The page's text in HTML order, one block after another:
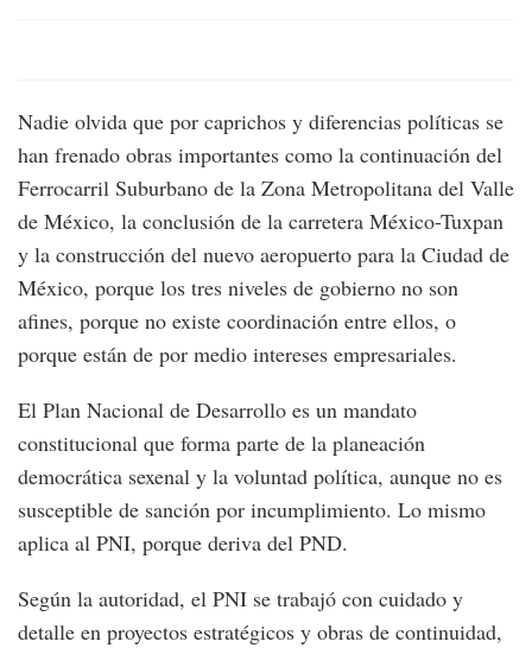
Nadie olvida que por caprichos y diferencias políticas se
han frenado obras importantes como la continuación del
Ferrocarril Suburbano de la Zona Metropolitana del Valle
de México, la conclusión de la carretera México-Tuxpan
y la construcción del nuevo aeropuerto para la Ciudad de
México, porque los tres niveles de gobierno no son
afines, porque no existe coordinación entre ellos, o
porque están de por medio intereses empresariales.
El Plan Nacional de Desarrollo es un mandato
constitucional que forma parte de la planeación
democrática sexenal y la voluntad política, aunque no es
susceptible de sanción por incumplimiento. Lo mismo
aplica al PNI, porque deriva del PND.
Según la autoridad, el PNI se trabajó con cuidado y
detalle en proyectos estratégicos y obras de continuidad,